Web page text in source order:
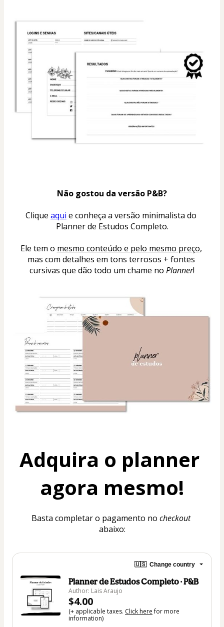
Não gostou da versão P&B?
Clique aqui e conheça a versão minimalista do
Planner de Estudos Completo.
Ele tem o mesmo conteúdo e pelo mesmo preço,
mas com detalhes em tons terrosos + fontes
cursivas que dão todo um chame no Planner!
Adquira o planner
agora mesmo!
Basta completar o pagamento no
checkout
abaixo:
🇺🇸 Change country
Planner de Estudos Completo · P&B
Author: Lais Araujo
$4.00
(+ applicable taxes. Click herefor more
information)